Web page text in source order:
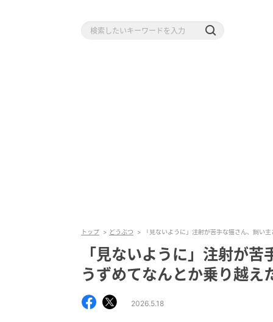
トップ どうぶつ 「見ないように」注射が苦手な猫さん、飼い
「見ないように」注射が
うずめてなんとか乗り越え
2026.5.18